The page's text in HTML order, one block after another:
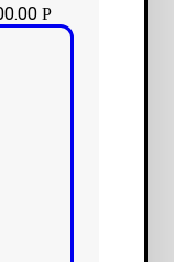
Р